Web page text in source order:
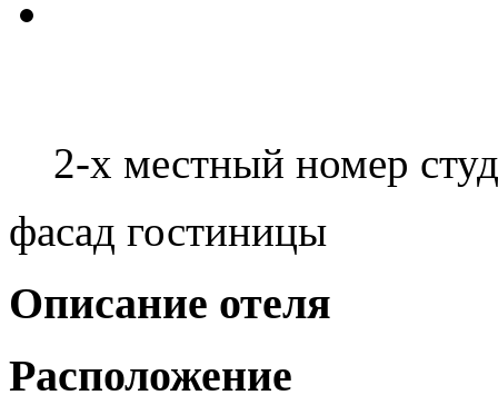
2-х местный номер
фасад гостиницы
Описание отеля
Расположение